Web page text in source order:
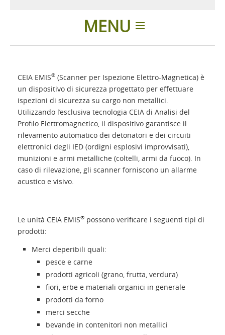
MENU
Applicazioni
Prodotti
Presentazione
Contatti
CEIA EMIS® (Scanner per Ispezione Elettro-Magnetica) è
un dispositivo di sicurezza progettato per effettuare
ispezioni di sicurezza su cargo non metallici.
Utilizzando l’esclusiva tecnologia CEIA di Analisi del
Profilo Elettromagnetico, il dispositivo garantisce il
rilevamento automatico dei detonatori e dei circuiti
elettronici degli IED (ordigni esplosivi improvvisati),
munizioni e armi metalliche (coltelli, armi da fuoco). In
caso di rilevazione, gli scanner forniscono un allarme
acustico e visivo.
Le unità CEIA EMIS® possono verificare i seguenti tipi di
prodotti:
Merci deperibili quali:
pesce e carne
prodotti agricoli (grano, frutta, verdura)
fiori, erbe e materiali organici in generale
prodotti da forno
merci secche
bevande in contenitori non metallici